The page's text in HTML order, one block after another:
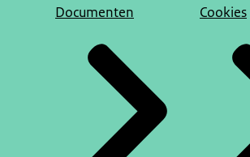
Documenten Cookies